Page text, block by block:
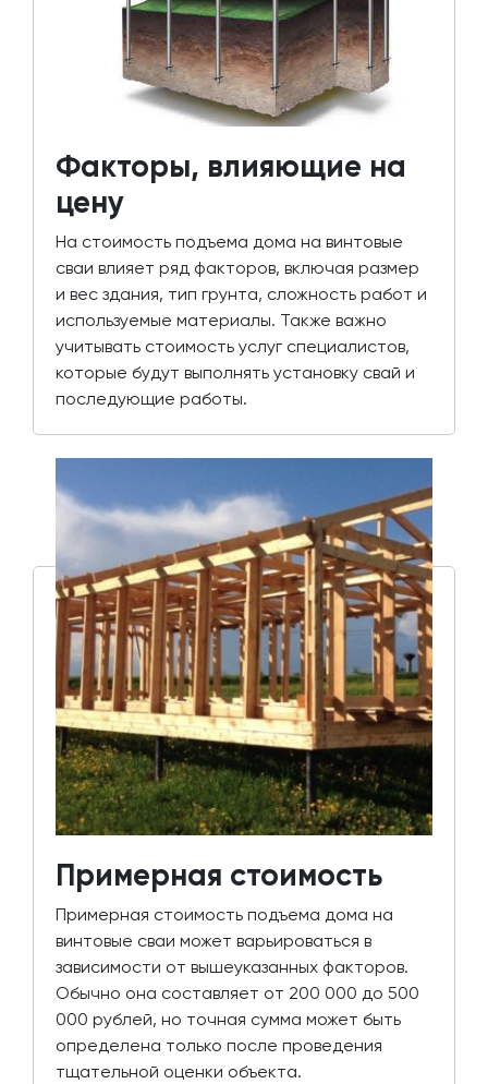
Факторы, влияющие на
цену
На стоимость подъема дома на винтовые
сваи влияет ряд факторов, включая размер
и вес здания, тип грунта, сложность работ и
используемые материалы. Также важно
учитывать стоимость услуг специалистов,
которые будут выполнять установку свай и
последующие работы.
Примерная стоимость
Примерная стоимость подъема дома на
винтовые сваи может варьироваться в
зависимости от вышеуказанных факторов.
Обычно она составляет от 200 000 до 500
000 рублей, но точная сумма может быть
определена только после проведения
тщательной оценки объекта.